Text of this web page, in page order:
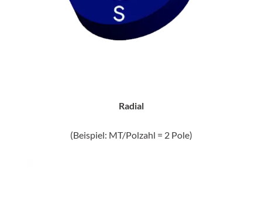
Radial
(Beispiel: MT/Polzahl = 2 Pole)